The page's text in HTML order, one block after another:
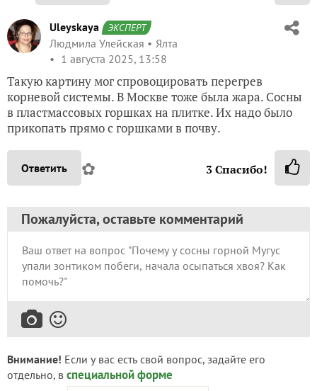
Uleyskaya ЭКСПЕРТ
Людмила Улейская
Ялта
1 августа 2025, 13:58
Такую картину мог спровоцировать перегрев
корневой системы. В Москве тоже была жара. Сосны
в пластмассовых горшках на плитке. Их надо было
прикопать прямо с горшками в почву.
Ответить ✿ 3Спасибо!
Пожалуйста, оставьте комментарий
Внимание! Если у вас есть свой вопрос, задайте его
отдельно, в специальной форме